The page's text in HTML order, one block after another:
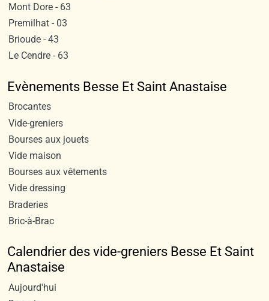
Mont Dore - 63
Premilhat - 03
Brioude - 43
Le Cendre - 63
Evènements Besse Et Saint Anastaise
Brocantes
Vide-greniers
Bourses aux jouets
Vide maison
Bourses aux vêtements
Vide dressing
Braderies
Bric-à-Brac
Calendrier des vide-greniers Besse Et Saint
Anastaise
Aujourd'hui